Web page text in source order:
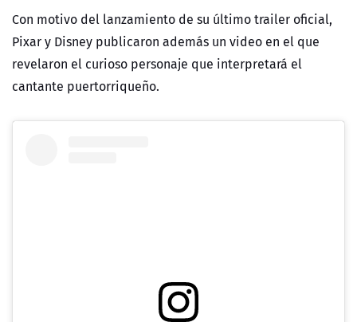
Con motivo del lanzamiento de su último trailer oficial,
Pixar y Disney publicaron además un video en el que
revelaron el curioso personaje que interpretará el
cantante puertorriqueño.